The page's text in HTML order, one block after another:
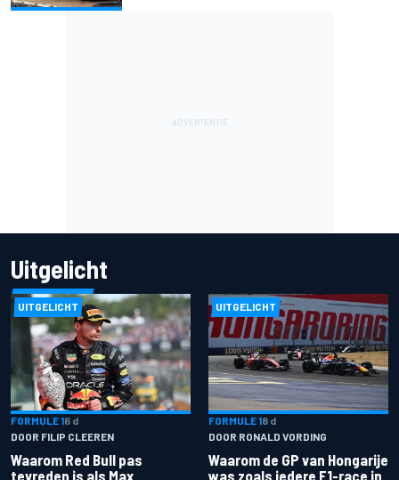
Uitgelicht
UITGELICHT
FORMULE 16 d
DOOR FILIP CLEEREN
Waarom Red Bull pas
tevreden is als Max
UITGELICHT
FORMULE 18 d
DOOR RONALD VORDING
Waarom de GP van Hongarije
was zoals iedere F1-race in